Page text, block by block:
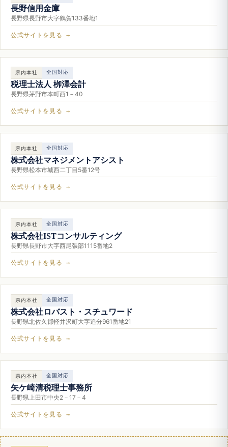
長野信用金庫
長野県長野市大字鶴賀133番地1
公式サイトを見る →
県内本社 全国対応
税理士法人 栁澤会計
長野県茅野市本町西1－40
公式サイトを見る →
県内本社 全国対応
株式会社マネジメントアシスト
長野県松本市城西二丁目5番12号
公式サイトを見る →
県内本社 全国対応
株式会社ISTコンサルティング
長野県長野市大字西尾張部1115番地2
公式サイトを見る →
県内本社 全国対応
株式会社ロバスト・スチュワード
長野県北佐久郡軽井沢町大字追分961番地21
公式サイトを見る →
県内本社 全国対応
矢ケ崎清税理士事務所
長野県上田市中央2－17－4
公式サイトを見る →